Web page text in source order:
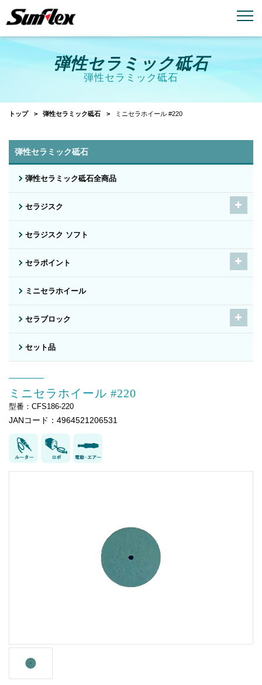
emailお問い合わせ
弾性セラミック砥石
弾性セラミック砥石
トップ 弾性セラミック砥石 ミニセラホイール #220
弾性セラミック砥石
弾性セラミック砥石全商品
セラジスク
セラジスク ソフト
セラポイント
ミニセラホイール
セラブロック
セット品
ミニセラホイール #220
型番：CFS186-220
JANコード：4964521206531